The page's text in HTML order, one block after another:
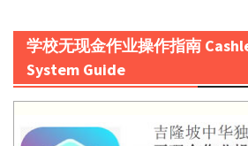
学校无现金作业操作指南
System Guide